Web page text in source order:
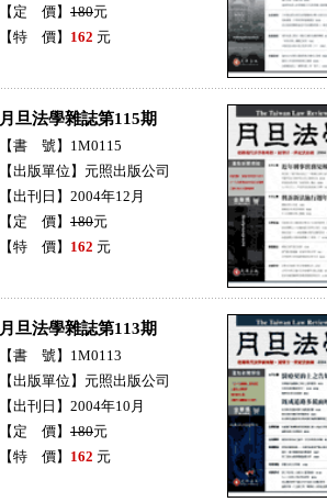
【定 價】 180元
【特 價】 162 元
月旦法學雜誌第115期
【書 號】1M0115
【出版單位】元照出版公司
【出刊日】2004年12月
【定 價】 180元
【特 價】 162 元
月旦法學雜誌第113期
【書 號】1M0113
【出版單位】元照出版公司
【出刊日】2004年10月
【定 價】 180元
【特 價】 162 元